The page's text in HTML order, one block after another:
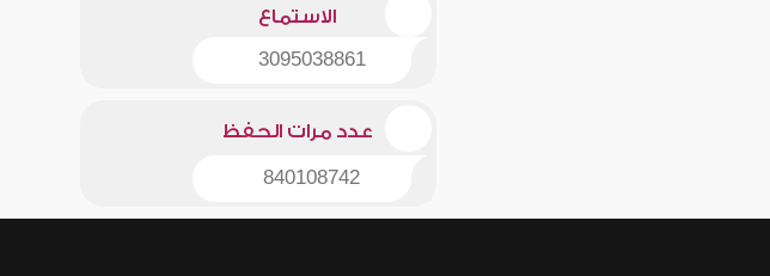
الاستماع
3095038861
عدد مرات الحفظ
840108742